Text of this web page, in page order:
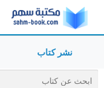
نشر كتاب